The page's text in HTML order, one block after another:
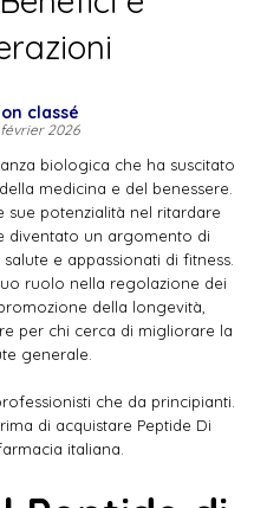
classé
2026
biologica che ha suscitato
medicina e del benessere.
sue potenzialità nel ritardare
diventato un argomento di
e appassionati di fitness.
ruolo nella regolazione dei
della longevità,
per chi cerca di migliorare la
generale.
che da principianti.
di acquistare Peptide Di
italiana.